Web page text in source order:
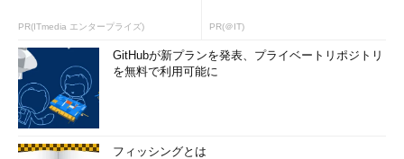
PR(ITmedia エンタープライズ) PR(＠IT)
GitHubが新プランを発表、プライベートリポジトリ
を無料で利用可能に
フィッシングとは